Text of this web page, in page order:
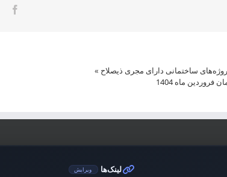
ساختمانی دارای مجری ذیصلاح »
ماه 1404
لینک‌ها ویرایش